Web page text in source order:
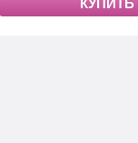
КУПИТЬ